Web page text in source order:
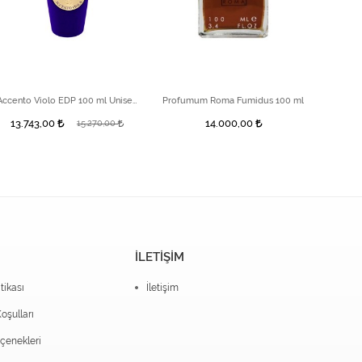
13.743,00 15.270,00
Profumum Roma Fumidus 100 ml
14.000,00
İLETİŞİM
İletişim